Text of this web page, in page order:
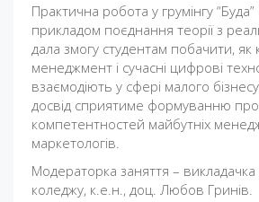
Практична робота у грумінгу
прикладом поєднання теорії з
дала змогу студентам побачити, як
менеджмент і сучасні цифрові
взаємодіють у сфері малого
досвід сприятиме формуванню
компетентностей майбутніх
маркетологів.
Модераторка заняття –
коледжу, к.е.н., доц. Любов Гринів.